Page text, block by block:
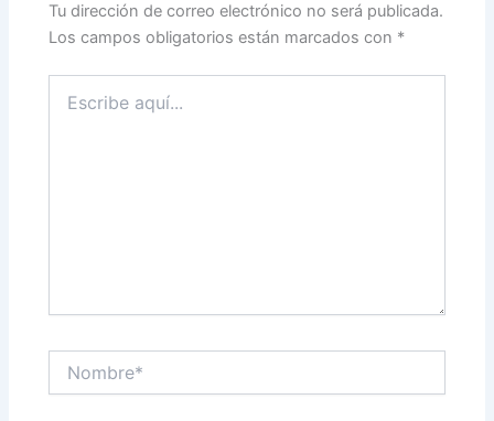
Tu dirección de correo electrónico no será publicada.
Los campos obligatorios están marcados con *
aquí...